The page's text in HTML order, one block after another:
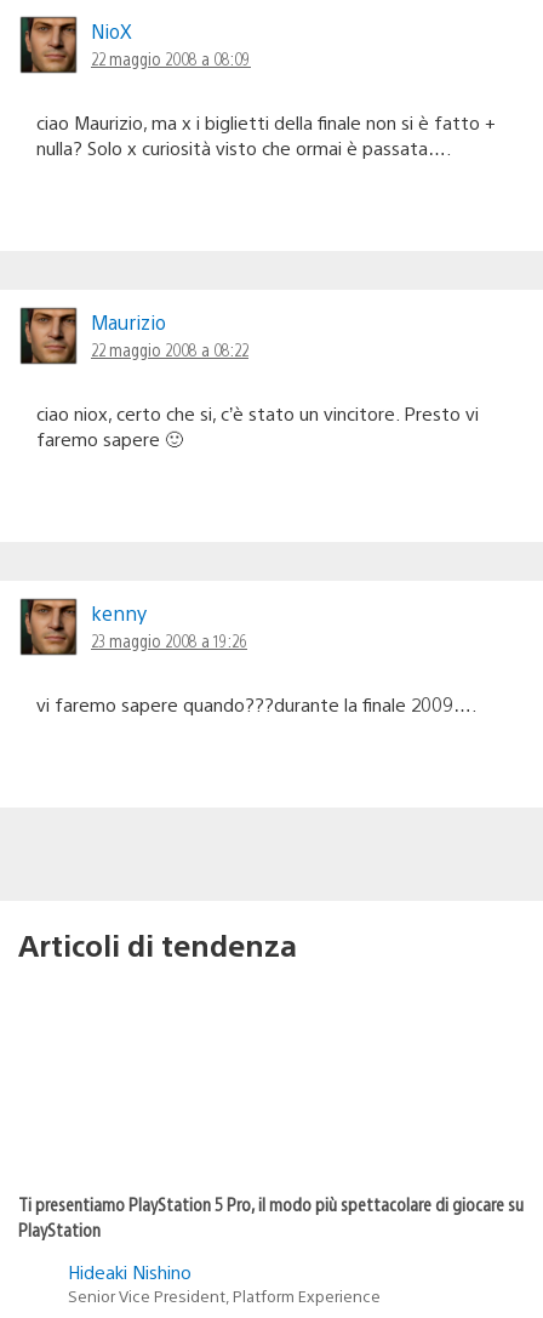
NioX
22 maggio 2008 a 08:09
ciao Maurizio, ma x i biglietti della finale non si è fatto +
nulla? Solo x curiosità visto che ormai è passata….
Maurizio
22 maggio 2008 a 08:22
ciao niox, certo che si, c’è stato un vincitore. Presto vi
faremo sapere 🙂
kenny
23 maggio 2008 a 19:26
vi faremo sapere quando???durante la finale 2009….
Articoli di tendenza
Ti presentiamo PlayStation 5 Pro, il modo più spettacolare di giocare su
PlayStation
Hideaki Nishino
Senior Vice President, Platform Experience